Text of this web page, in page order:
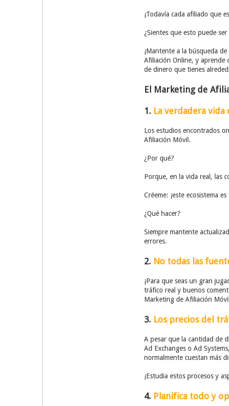
¡Todavía cada afiliado que
¿Sientes que esto puede
¡Mantente a la búsqueda
Afiliación Online, y aprende
de dinero que tienes
El Marketing de
1. La verdadera
Los estudios encontrados
Afiliación Móvil.
¿Por qué?
Porque, en la vida real, las
Créeme: ¡este ecosistema
¿Qué hacer?
Siempre mantente
errores.
2. No todas las
¡Para que seas un gran
tráfico real y buenos
Marketing de Afiliación
3. Los precios del
A pesar que la cantidad de
Ad Exchanges o Ad
normalmente cuestan más
¡Estudia estos procesos y
4. Planifica todo y